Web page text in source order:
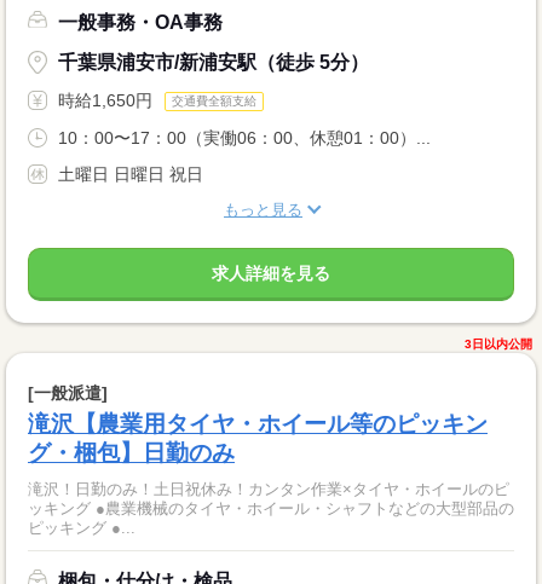
一般事務・OA事務
千葉県浦安市/新浦安駅（徒歩 5分）
時給1,650円 交通費全額支給
10：00〜17：00（実働06：00、休憩01：00）...
土曜日 日曜日 祝日
もっと見る
求人詳細を見る
3日以内公開
[一般派遣]
滝沢【農業用タイヤ・ホイール等のピッキン
グ・梱包】日勤のみ
滝沢！日勤のみ！土日祝休み！カンタン作業×タイヤ・ホイールのピ
ッキング ●農業機械のタイヤ・ホイール・シャフトなどの大型部品の
ピッキング ●...